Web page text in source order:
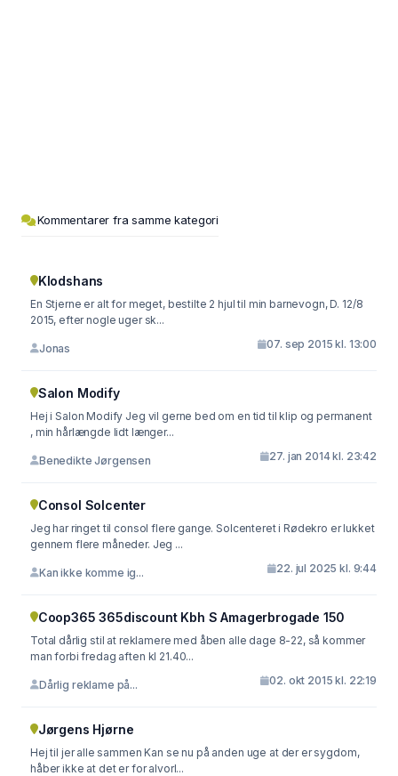
Kommentarer fra samme kategori
Klodshans
En Stjerne er alt for meget, bestilte 2 hjul til min barnevogn, D. 12/8
2015, efter nogle uger sk...
Jonas 07. sep 2015 kl. 13:00
Salon Modify
Hej i Salon Modify Jeg vil gerne bed om en tid til klip og permanent
, min hårlængde lidt længer...
Benedikte Jørgensen 27. jan 2014 kl. 23:42
Consol Solcenter
Jeg har ringet til consol flere gange. Solcenteret i Rødekro er lukket
gennem flere måneder. Jeg ...
Kan ikke komme ig... 22. jul 2025 kl. 9:44
Coop365 365discount Kbh S Amagerbrogade 150
Total dårlig stil at reklamere med åben alle dage 8-22, så kommer
man forbi fredag aften kl 21.40...
Dårlig reklame på... 02. okt 2015 kl. 22:19
Jørgens Hjørne
Hej til jer alle sammen Kan se nu på anden uge at der er sygdom,
håber ikke at det er for alvorl...